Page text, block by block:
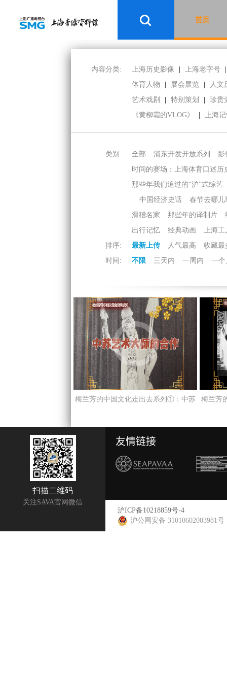
首页
内容分类: 上海历史影像 上海老字号
体育人物
展会展览
人文
艺术戏剧
特别策划
珍贵
《黄柳霜的VLOG》
上海
类别: 全部 浦东开发开放系列
影
时间的赛场：上海体育口述历
那些年我们追过的“沪”式综艺
中国经济史话
春节去哪儿
滑稽名家
那些年的译制片
出行记忆
经典动画
上海工
排序:
最新上传 人气最高
收藏最
时间:
不限 三天内 一周内 一个
梅兰芳的中国文化走出去系列①：中苏 梅兰芳
扫描二维码
关注SAVA官网微信
友情链接
沪ICP备10218859号-4
沪公网安备 31010602003981号